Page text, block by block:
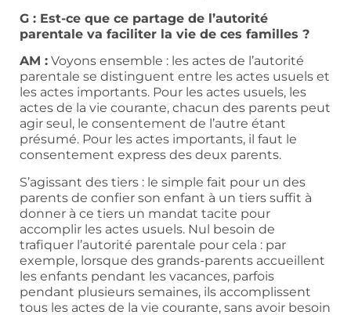
G : Est-ce que ce partage de l’autorité
parentale va faciliter la vie de ces familles ?
AM : Voyons ensemble : les actes de l’autorité
parentale se distinguent entre les actes usuels et
les actes importants. Pour les actes usuels, les
actes de la vie courante, chacun des parents peut
agir seul, le consentement de l’autre étant
présumé. Pour les actes importants, il faut le
consentement express des deux parents.
S’agissant des tiers : le simple fait pour un des
parents de confier son enfant à un tiers suffit à
donner à ce tiers un mandat tacite pour
accomplir les actes usuels. Nul besoin de
trafiquer l’autorité parentale pour cela : par
exemple, lorsque des grands-parents accueillent
les enfants pendant les vacances, parfois
pendant plusieurs semaines, ils accomplissent
tous les actes de la vie courante, sans avoir besoin